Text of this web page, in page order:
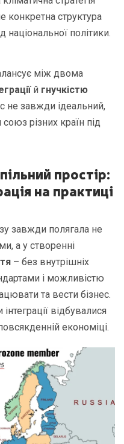
конкретна структура
політики.
між двома
й гнучкістю
не завжди ідеальний,
різних країн під
простір:
на практиці
завжди полягала не
а у створенні
– без внутрішніх
і можливістю
та вести бізнес.
відбувалися
економіці.